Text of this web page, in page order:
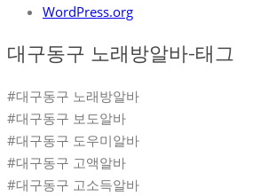
WordPress.org
대구동구 노래방알바-태그
#대구동구 노래방알바
#대구동구 보도알바
#대구동구 도우미알바
#대구동구 고액알바
#대구동구 고소득알바